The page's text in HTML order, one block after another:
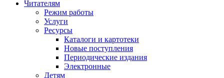
Читателям
Режим работы
Услуги
Ресурсы
Каталоги и картотеки
Новые поступления
Периодические издания
Электронные
Детям